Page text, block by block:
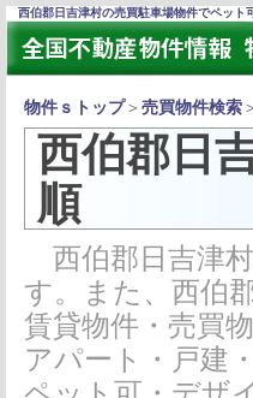
西伯郡日吉津村の売買駐車場物件でペット
物件ｓトップ＞ 売買物件検索
西伯郡日
順
西伯郡日吉津
す。また、西伯
賃貸物件・売買
アパート・戸建